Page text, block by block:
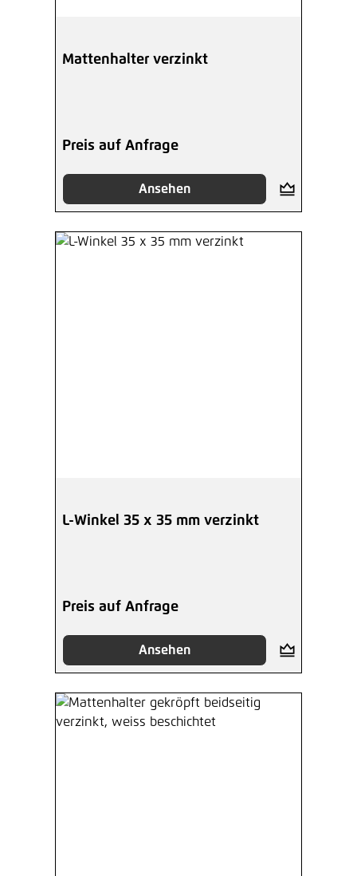
Mattenhalter verzinkt
Preis auf Anfrage
Ansehen
L-Winkel 35 x 35 mm verzinkt
Preis auf Anfrage
Ansehen